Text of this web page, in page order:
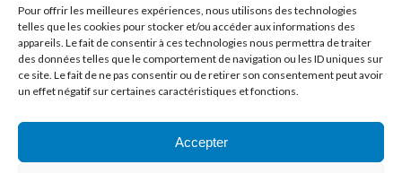
Pour offrir les meilleures expériences, nous utilisons des technologies
telles que les cookies pour stocker et/ou accéder aux informations des
appareils. Le fait de consentir à ces technologies nous permettra de traiter
des données telles que le comportement de navigation ou les ID uniques sur
ce site. Le fait de ne pas consentir ou de retirer son consentement peut avoir
un effet négatif sur certaines caractéristiques et fonctions.
Accepter